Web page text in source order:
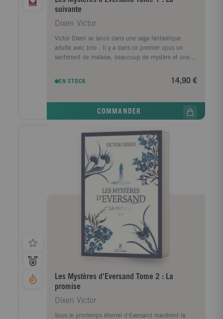
temps. ___________________ A propos de Vampyria :
immortel. Une réussite ! " Le Figaro " Sur un rythme
fracassant, Vampyria est une lecture fascinante et
envoûtante ! " France Info " Une uchronie baroque et
captivante, redoutablement efficace, à dévorer. " RTL
suivante
Dixen Victor
Victor Dixen se lance dans une saga fantastique
adulte avec brio . Il y a dans ce premier opus un
sentiment de malaise, beaucoup de mystère et une
Birdie, nouvellement employée dans un manoir hors
EN STOCK 14,90 €
COMMANDER
Les Mystères d'Eversand Tome 2 : La
promise
Dixen Victor
Sous le printemps éternel d'Eversand macèrent la